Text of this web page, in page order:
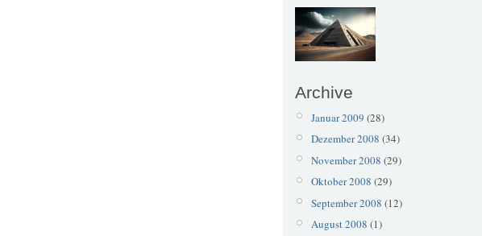
Archive
Januar 2009 (28)
Dezember 2008 (34)
November 2008 (29)
Oktober 2008 (29)
September 2008 (12)
August 2008 (1)